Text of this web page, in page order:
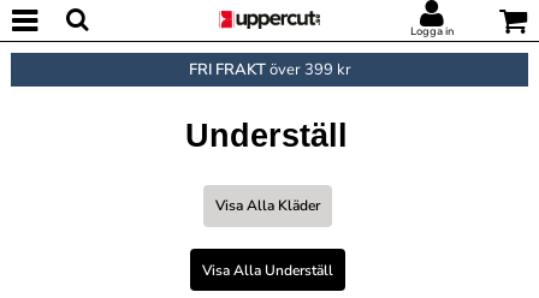
Logga in
FRI FRAKTöver 399 kr
Underställ
Visa Alla Kläder
Visa Alla Underställ